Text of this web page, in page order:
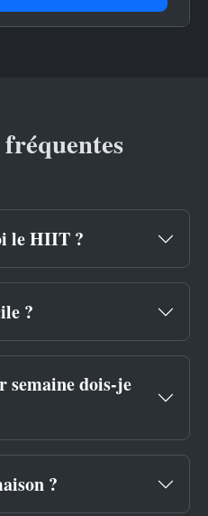
le HIIT ?
?
semaine dois-je
?